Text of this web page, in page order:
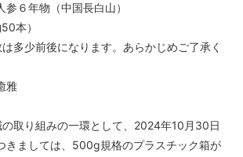
６年物（中国長白山）
本）
多少前後になります。あらかじめご了承く
雅
取り組みの一環として、2024年10月30日
きましては、500g規格のプラスチック箱が